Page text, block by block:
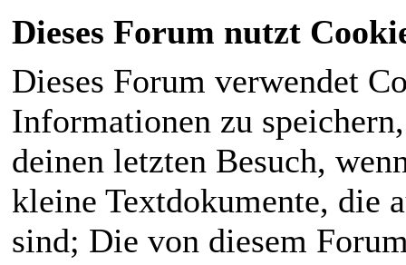
Dieses Forum nutzt
Dieses Forum verwendet
Informationen zu
deinen letzten Besuch,
kleine Textdokumente, die
sind; Die von diesem